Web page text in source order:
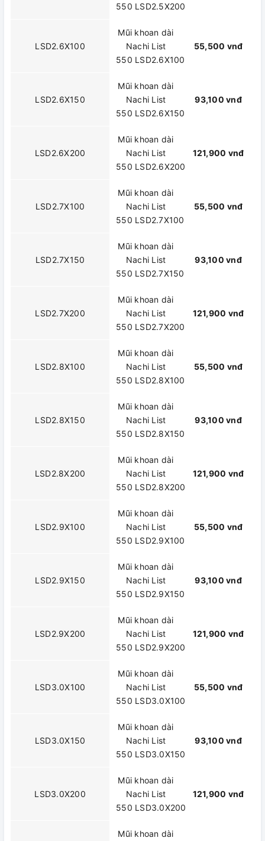
550 LSD2.5X200
LSD2.6X100
Mũi khoan dài
Nachi List
550 LSD2.6X100
55,500 vnđ
LSD2.6X150
Mũi khoan dài
Nachi List
550 LSD2.6X150
93,100 vnđ
LSD2.6X200
Mũi khoan dài
Nachi List
550 LSD2.6X200
121,900 vnđ
LSD2.7X100
Mũi khoan dài
Nachi List
550 LSD2.7X100
55,500 vnđ
LSD2.7X150
Mũi khoan dài
Nachi List
550 LSD2.7X150
93,100 vnđ
LSD2.7X200
Mũi khoan dài
Nachi List
550 LSD2.7X200
121,900 vnđ
LSD2.8X100
Mũi khoan dài
Nachi List
550 LSD2.8X100
55,500 vnđ
LSD2.8X150
Mũi khoan dài
Nachi List
550 LSD2.8X150
93,100 vnđ
LSD2.8X200
Mũi khoan dài
Nachi List
550 LSD2.8X200
121,900 vnđ
LSD2.9X100
Mũi khoan dài
Nachi List
550 LSD2.9X100
55,500 vnđ
LSD2.9X150
Mũi khoan dài
Nachi List
550 LSD2.9X150
93,100 vnđ
LSD2.9X200
Mũi khoan dài
Nachi List
550 LSD2.9X200
121,900 vnđ
LSD3.0X100
Mũi khoan dài
Nachi List
550 LSD3.0X100
55,500 vnđ
LSD3.0X150
Mũi khoan dài
Nachi List
550 LSD3.0X150
93,100 vnđ
LSD3.0X200
Mũi khoan dài
Nachi List
550 LSD3.0X200
121,900 vnđ
Mũi khoan dài